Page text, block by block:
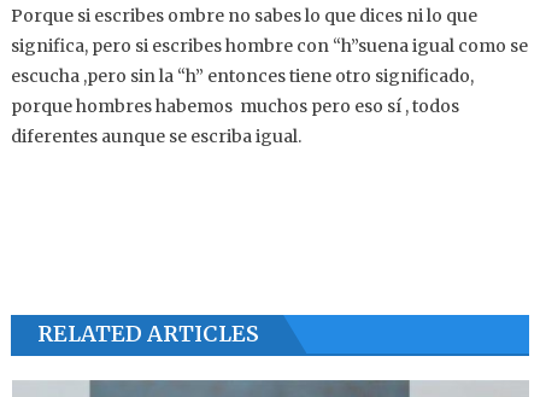
Porque si escribes ombre no sabes lo que dices ni lo que
significa, pero si escribes hombre con “h”suena igual como se
escucha ,pero sin la “h” entonces tiene otro significado,
porque hombres habemos muchos pero eso sí , todos
diferentes aunque se escriba igual.
RELATED ARTICLES